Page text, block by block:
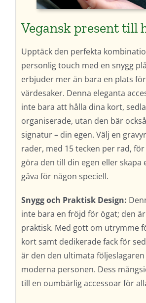
Vegansk present till
Upptäck den perfekta
personlig touch med en snygg
erbjuder mer än bara en plats
värdesaker. Denna eleganta
inte bara att hålla dina kort,
organiserade, utan den bär
signatur – din egen. Välj en
rader, med 15 tecken per rad,
göra den till din egen eller skapa
gåva för någon speciell.
Snygg och Praktisk Design:
inte bara en fröjd för ögat; den
praktisk. Med gott om utrymme
kort samt dedikerade fack för
är den den ultimata
moderna personen. Dess
till en oumbärlig accessoar för